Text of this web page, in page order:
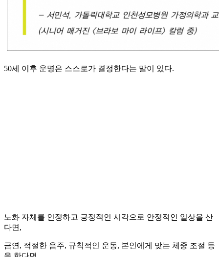
50세 이후 운명은 스스로가 결정한다는 말이 있다.
노화 자체를 인정하고 긍정적인 시각으로 안정적인 일상을 산
다면,
금연, 적절한 음주, 규칙적인 운동, 본인에게 맞는 체중 조절 등